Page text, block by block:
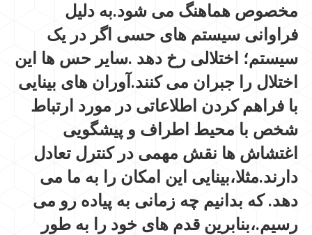
مخصوص هماهنگ می شود.به دلیل
فراوانی سیستم های حسی اگر در یک
سیستم؛ اختلالی رخ دهد .سایر حس ها این
اختلال را جبران می کنند.آوران های بینایی
با فراهم کردن اطلاعاتی در مورد ارتباط
شخص با محیط اطراف و پیشگویی
اغتشاش ها نقش مهمی در کنترل تعادل
دارند.مثلا،بینایی این امکان را به ما می
دهد. که بدانیم چه زمانی به پیاده رو می
رسیم.،بنابرین قدم های خود را به طور